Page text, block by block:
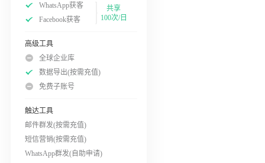
WhatsApp获客
Facebook获客
共享
100次/日
高级工具
全球企业库
数据导出(按需充值)
免费子账号
触达工具
邮件群发(按需充值)
短信营销(按需充值)
WhatsApp群发(自助申请)